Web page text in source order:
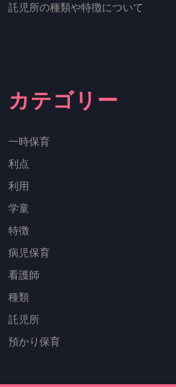
託児所の種類や特徴について
カテゴリー
一時保育
利点
利用
学童
特徴
病児保育
看護師
種類
託児所
預かり保育